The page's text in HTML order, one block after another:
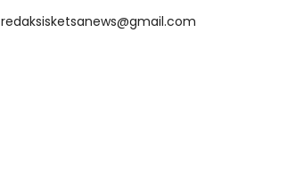
redaksisketsanews@gmail.com